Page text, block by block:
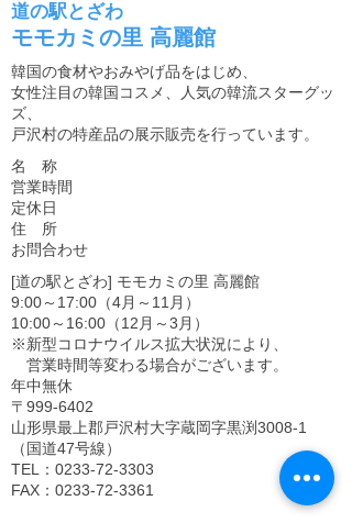
道の駅とざわ
モモカミの里 高麗館
韓国の食材やおみやげ品をはじめ、
女性注目の韓国コスメ、人気の韓流スターグッ
ズ、
戸沢村の特産品の展示販売を行っています。
名 称
営業時間
定休日
住 所
お問合わせ
[道の駅とざわ] モモカミの里 高麗館
9:00～17:00（4月～11月）
10:00～16:00（12月～3月）
※新型コロナウイルス拡大状況により、
営業時間等変わる場合がございます。
年中無休
〒999-6402
山形県最上郡戸沢村大字蔵岡字黒渕3008-1
（国道47号線）
TEL：0233-72-3303
FAX：0233-72-3361